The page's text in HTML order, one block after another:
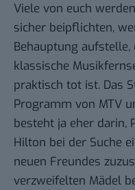
Viele von euch
sicher beipflichten,
Behauptung aufstelle,
klassische
praktisch tot ist. Das
Programm von MTV
besteht ja eher darin,
Hilton bei der Suche
neuen Freundes
verzweifelten Mädel